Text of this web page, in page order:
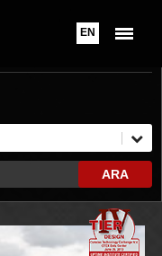
EN
ARA